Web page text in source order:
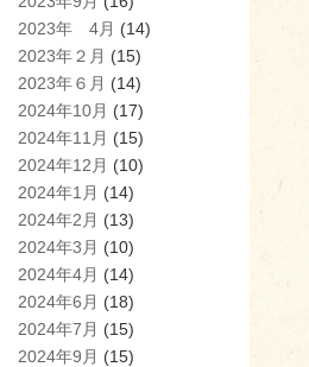
2023年 4月 (14)
2023年２月 (15)
2023年６月 (14)
2024年10月 (17)
2024年11月 (15)
2024年12月 (10)
2024年1月 (14)
2024年2月 (13)
2024年3月 (10)
2024年4月 (14)
2024年6月 (18)
2024年7月 (15)
2024年9月 (15)